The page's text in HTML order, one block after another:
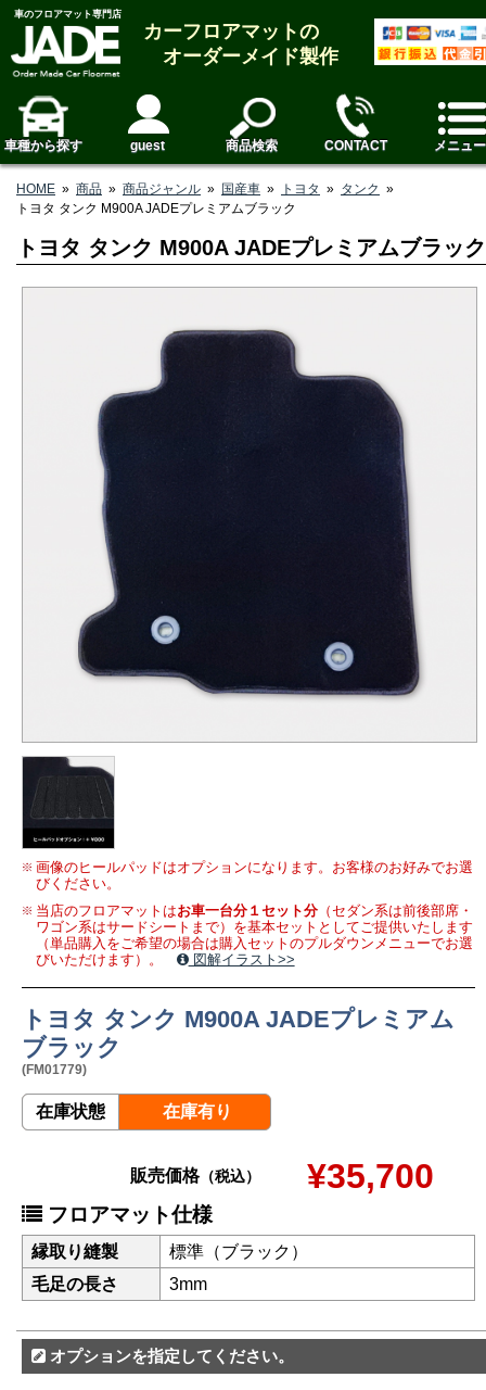
車のフロアマット専門店
カーフロアマットの
オーダーメイド製作
車種から探す guest 商品検索 CONTACT メニュー
HOME » 商品 » 商品ジャンル » 国産車 » トヨタ » タンク »
トヨタ タンク M900A JADEプレミアムブラック
トヨタ タンク M900A JADEプレミアムブラック
画像のヒールパッドはオプションになります。お客様のお好みでお選
びください。
当店のフロアマットはお車一台分１セット分（セダン系は前後部席・
ワゴン系はサードシートまで）を基本セットとしてご提供いたします
（単品購入をご希望の場合は購入セットのプルダウンメニューでお選
びいただけます）。
図解イラスト>>
トヨタ タンク M900A JADEプレミアム
ブラック
(FM01779)
在庫状態 在庫有り
販売価格（税込） ¥35,700
フロアマット仕様
縁取り縫製
標準（ブラック）
毛足の長さ
3mm
オプションを指定してください。